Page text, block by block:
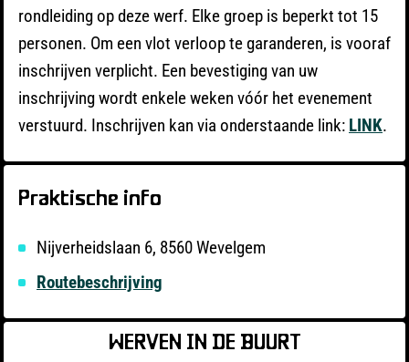
rondleiding op deze werf. Elke groep is beperkt tot 15
personen. Om een vlot verloop te garanderen, is vooraf
inschrijven verplicht. Een bevestiging van uw
inschrijving wordt enkele weken vóór het evenement
verstuurd. Inschrijven kan via onderstaande link: LINK.
Praktische info
Nijverheidslaan 6, 8560 Wevelgem
Routebeschrijving
WERVEN IN DE BUURT